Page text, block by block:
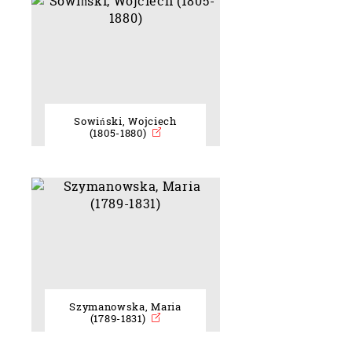
Sowiński, Wojciech
(1805-1880)
Szymanowska, Maria
(1789-1831)